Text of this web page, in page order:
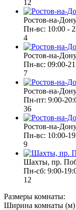
12
Ростов-на-
Пн-вс: 10:00 -
4
Ростов-на-
Пн-вс: 09:00-
7
Ростов-на-
Пн-пт: 9:00-
36
Ростов-на-
Пн-вс: 10:00-
9
Шахты, пр.
Пн-сб: 9:00-
12
Размеры комнаты:
Ширина комнаты (м)